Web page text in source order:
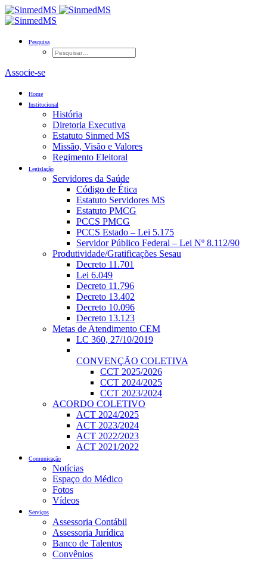
Pesquisa
Associe-se
Home
Institucional
História
Diretoria Executiva
Estatuto Sinmed MS
Missão, Visão e Valores
Regimento Eleitoral
Legislação
Servidores da Saúde
Código de Ética
Estatuto Servidores MS
Estatuto PMCG
PCCS PMCG
PCCS Estado – Lei 5.175
Servidor Público Federal – Lei Nº 8.112/90
Produtividade/Gratificações Sesau
Decreto 11.701
Lei 6.049
Decreto 11.796
Decreto 13.402
Decreto 10.096
Decreto 13.123
Metas de Atendimento CEM
LC 360, 27/10/2019
CONVENÇÃO COLETIVA
CCT 2025/2026
CCT 2024/2025
CCT 2023/2024
ACORDO COLETIVO
ACT 2024/2025
ACT 2023/2024
ACT 2022/2023
ACT 2021/2022
Comunicação
Notícias
Espaço do Médico
Fotos
Vídeos
Serviços
Assessoria Contábil
Assessoria Jurídica
Banco de Talentos
Convênios